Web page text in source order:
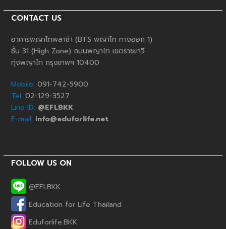
CONTACT US
อาคารพญาไทพลาซ่า (BTS พญาไท ทางออก 1)
ชั้น 31 (High Zone) ถนนพญาไท เขตราชเทวี
ทุ่งพญาไท กรุงเทพฯ 10400
Mobile: 091-742-5900
Tel: 02-129-3527
Line ID: @EFLBKK
E-mail: info@eduforlife.net
FOLLOW US ON
@EFLBKK
Education for Life Thailand
Eduforlife.BKK